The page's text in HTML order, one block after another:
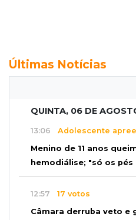
Últimas Notícias
QUINTA, 06 DE
13:06 Adolescente
Menino de 11 anos
hemodiálise; "só os pés
12:57 17 votos
Câmara derruba veto e